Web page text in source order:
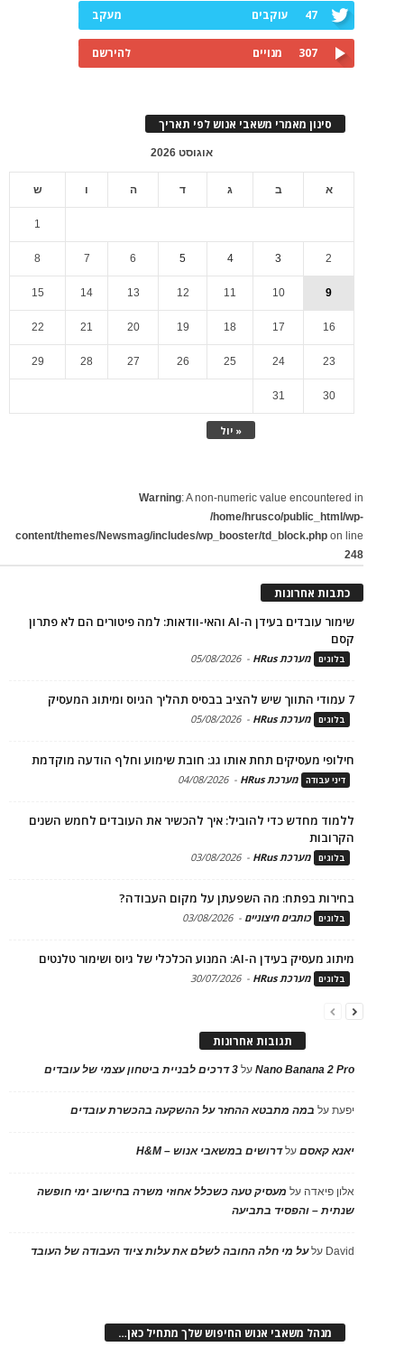
47 עוקבים מעקב
307 מנויים להירשם
סינון מאמרי משאבי אנוש לפי תאריך
אוגוסט 2026
א ב ג ד ה ו ש
« יול
1
2
3
4
5
6
7
8
9
10
11
12
13
14
15
16
17
18
19
20
21
22
23
24
25
26
27
28
29
30
31
Warning: A non-numeric value encountered in
/home/hrusco/public_html/wp-
content/themes/Newsmag/includes/wp_booster/td_block.php on line
248
כתבות אחרונות
שימור עובדים בעידן ה-AI והאי-וודאות: למה פיטורים הם לא פתרון
קסם
בלוגים מערכת HRus -
05/08/2026
7 עמודי התווך שיש להציב בבסיס תהליך הגיוס ומיתוג המעסיק
בלוגים מערכת HRus -
05/08/2026
חילופי מעסיקים תחת אותו גג: חובת שימוע וחלף הודעה מוקדמת
דיני עבודה מערכת HRus -
04/08/2026
ללמוד מחדש כדי להוביל: איך להכשיר את העובדים לחמש השנים
הקרובות
בלוגים מערכת HRus -
03/08/2026
בחירות בפתח: מה השפעתן על מקום העבודה?
בלוגים כותבים חיצוניים -
03/08/2026
מיתוג מעסיק בעידן ה-AI: המנוע הכלכלי של גיוס ושימור טלנטים
בלוגים מערכת HRus -
30/07/2026
תגובות אחרונות
Nano Banana 2 Proעל 3 דרכים לבניית ביטחון עצמי של עובדים
יפעתעל במה מתבטא ההחזר על ההשקעה בהכשרת עובדים
יאנא קאסםעלדרושים במשאבי אנוש – H&M
אלון פיאדה על מעסיק טעה כשכלל אחוזי משרה בחישוב ימי חופשה
שנתית – והפסיד בתביעה
David עלעל מי חלה החובה לשלם את עלות ציוד העבודה של העובד
מנהל משאבי אנוש החיפוש שלך מתחיל כאן…